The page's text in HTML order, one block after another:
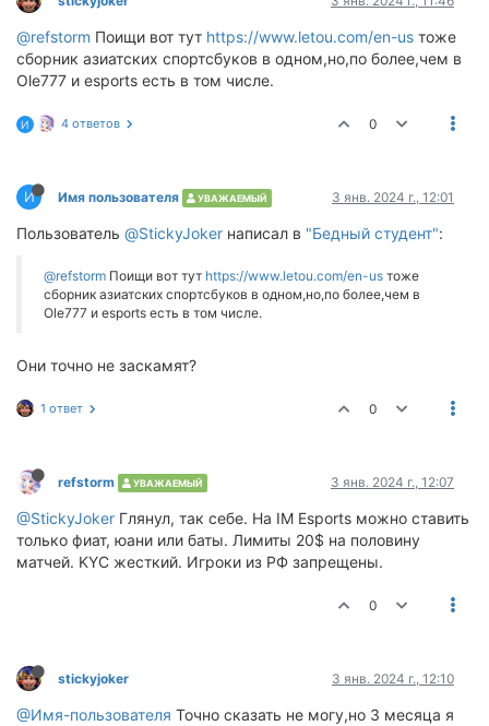
@refstorm Поищи вот тут https://www.letou.com/en-us тоже
сборник азиатских спортсбуков в одном,но,по более,чем в
Ole777 и esports есть в том числе.
И 4 ответов 0
И Имя пользователя УВАЖАЕМЫЙ 3 янв. 2024 г., 12:01
Пользователь @StickyJoker написал в "Бедный студент":
@refstorm Поищи вот тут https://www.letou.com/en-us тоже
сборник азиатских спортсбуков в одном,но,по более,чем в
Ole777 и esports есть в том числе.
Они точно не заскамят?
1 ответ 0
refstorm УВАЖАЕМЫЙ 3 янв. 2024 г., 12:07
@StickyJoker Глянул, так себе. На IM Esports можно ставить
только фиат, юани или баты. Лимиты 20$ на половину
матчей. KYC жесткий. Игроки из РФ запрещены.
0
stickyjoker 3 янв. 2024 г., 12:10
@Имя-пользователя Точно сказать не могу,но 3 месяца я